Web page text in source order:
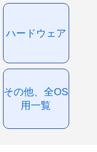
ハードウェア
その他、全OS
用一覧